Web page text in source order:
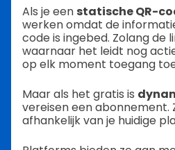
Als je een statische QR-
werken omdat de
code is ingebed. Zolang de
waarnaar het leidt nog
op elk moment toegang
Maar als het gratis is
vereisen een abonnement.
afhankelijk van je huidige